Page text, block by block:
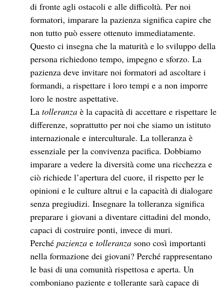
di fronte agli ostacoli e alle difficoltà. Per noi
formatori, imparare la pazienza significa capire che
non tutto può essere ottenuto immediatamente.
Questo ci insegna che la maturità e lo sviluppo della
persona richiedono tempo, impegno e sforzo. La
pazienza deve invitare noi formatori ad ascoltare i
formandi, a rispettare i loro tempi e a non imporre
loro le nostre aspettative.
La tolleranza è la capacità di accettare e rispettare le
differenze, soprattutto per noi che siamo un istituto
internazionale e interculturale. La tolleranza è
essenziale per la convivenza pacifica. Dobbiamo
imparare a vedere la diversità come una ricchezza e
ciò richiede l’apertura del cuore, il rispetto per le
opinioni e le culture altrui e la capacità di dialogare
senza pregiudizi. Insegnare la tolleranza significa
preparare i giovani a diventare cittadini del mondo,
capaci di costruire ponti, invece di muri.
Perché pazienza e tolleranza sono così importanti
nella formazione dei giovani? Perché rappresentano
le basi di una comunità rispettosa e aperta. Un
comboniano paziente e tollerante sarà capace di